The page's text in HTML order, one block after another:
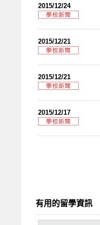
2015/12/24
2015/12/21
2015/12/21
2015/12/17
有用的留學資訊